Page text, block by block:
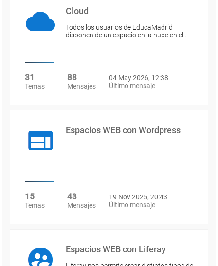
Cloud
Todos los usuarios de EducaMadrid
disponen de un espacio en la nube en el…
31
Temas
88
Mensajes
04 May 2026, 12:38
Último mensaje
Espacios WEB con Wordpress
15
Temas
43
Mensajes
19 Nov 2025, 20:43
Último mensaje
Espacios WEB con Liferay